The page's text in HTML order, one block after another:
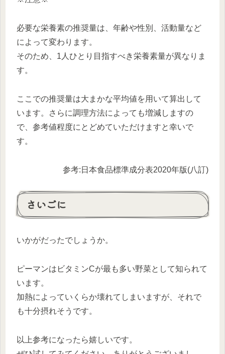
必要な栄養素の推奨量は、年齢や性別、活動量など
によって変わります。
そのため、1人ひとり目指すべき栄養素量が異なりま
す。
ここでの推奨量は大まかな平均値を用いて算出して
います。さらに調理方法によっても増減しますの
で、参考値程度にとどめていただけますと幸いで
す。
参考:日本食品標準成分表2020年版(八訂)
さいごに
いかがだったでしょうか。
ピーマンはビタミンCが最も多い野菜として知られて
います。
加熱によっていくらか壊れてしまいますが、それで
も十分摂れそうです。
以上参考になったら嬉しいです。